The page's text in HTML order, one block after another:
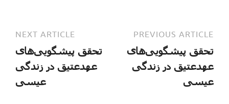
PREVIOUS ARTICLE
تحقق پیشگویی‌های
عهدعتیق در زندگی
عیسی
NEXT ARTICLE
تحقق پیشگویی‌های
عهدعتیق در زندگی
عیسی